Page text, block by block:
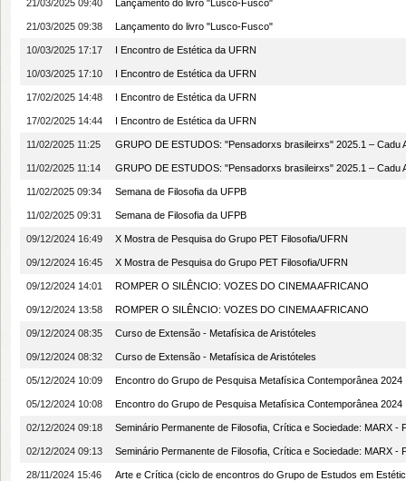
21/03/2025 09:40 Lançamento do livro "Lusco-Fusco"
21/03/2025 09:38 Lançamento do livro "Lusco-Fusco"
10/03/2025 17:17 I Encontro de Estética da UFRN
10/03/2025 17:10 I Encontro de Estética da UFRN
17/02/2025 14:48 I Encontro de Estética da UFRN
17/02/2025 14:44 I Encontro de Estética da UFRN
11/02/2025 11:25 GRUPO DE ESTUDOS: "Pensadorxs brasileirxs" 2025.1 – Cadu
11/02/2025 11:14 GRUPO DE ESTUDOS: "Pensadorxs brasileirxs" 2025.1 – Cadu
11/02/2025 09:34 Semana de Filosofia da UFPB
11/02/2025 09:31 Semana de Filosofia da UFPB
09/12/2024 16:49 X Mostra de Pesquisa do Grupo PET Filosofia/UFRN
09/12/2024 16:45 X Mostra de Pesquisa do Grupo PET Filosofia/UFRN
09/12/2024 14:01 ROMPER O SILÊNCIO: VOZES DO CINEMA AFRICANO
09/12/2024 13:58 ROMPER O SILÊNCIO: VOZES DO CINEMA AFRICANO
09/12/2024 08:35 Curso de Extensão - Metafísica de Aristóteles
09/12/2024 08:32 Curso de Extensão - Metafísica de Aristóteles
05/12/2024 10:09 Encontro do Grupo de Pesquisa Metafísica Contemporânea 2024
05/12/2024 10:08 Encontro do Grupo de Pesquisa Metafísica Contemporânea 2024
02/12/2024 09:18 Seminário Permanente de Filosofia, Crítica e Sociedade: MARX -
02/12/2024 09:13 Seminário Permanente de Filosofia, Crítica e Sociedade: MARX -
28/11/2024 15:46 Arte e Crítica (ciclo de encontros do Grupo de Estudos em